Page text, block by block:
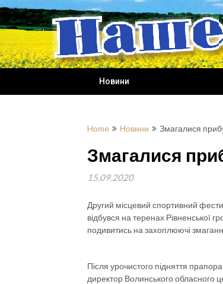
Skip
to
content
Новини
Home Новини Змагалися
Змагалися
15.09.2020
Другий місцевий спортивний
відбувся на теренах Рівненської
подивитись на захоплюючі
Після урочистого підняття
директор Волинського обласного